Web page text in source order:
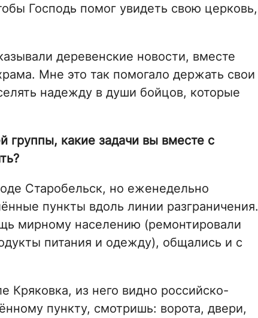
Господь помог увидеть свою церковь,
деревенские новости, вместе
Мне это так помогало держать свои
надежду в души бойцов, которые
какие задачи вы вместе с
Старобельск, но еженедельно
пункты вдоль линии разграничения.
мирному населению (ремонтировали
питания и одежду), общались и с
Кряковка, из него видно российско-
пункту, смотришь: ворота, двери,